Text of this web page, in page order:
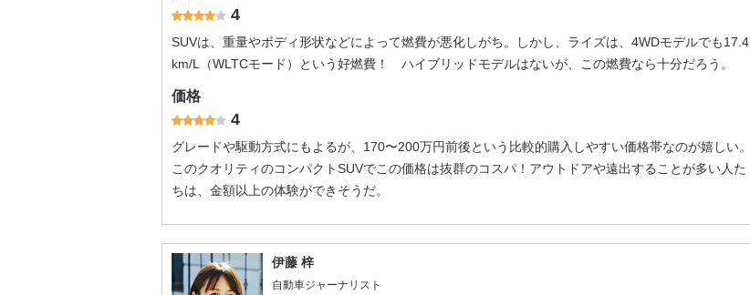
4
SUVは、重量やボディ形状などによって燃費が悪化しがち。しかし、ライズは、4WDモデルでも17.4
km/L（WLTCモード）という好燃費！ ハイブリッドモデルはないが、この燃費なら十分だろう。
価格
4
グレードや駆動方式にもよるが、170〜200万円前後という比較的購入しやすい価格帯なのが嬉しい。
このクオリティのコンパクトSUVでこの価格は抜群のコスパ！アウトドアや遠出することが多い人た
ちは、金額以上の体験ができそうだ。
伊藤 梓
自動車ジャーナリスト